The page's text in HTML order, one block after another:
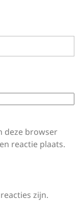
deze browser
reactie plaats.
zijn.